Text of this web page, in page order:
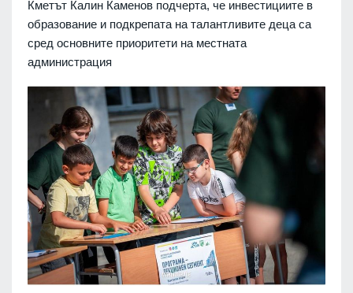
Кметът Калин Каменов подчерта, че инвестициите в
образование и подкрепата на талантливите деца са
сред основните приоритети на местната
администрация